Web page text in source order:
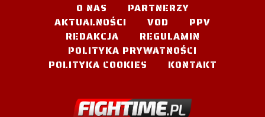
O NAS
PARTNERZY
AKTUALNOŚCI
VOD
PPV
REDAKCJA
REGULAMIN
POLITYKA PRYWATNOŚCI
POLITYKA COOKIES
KONTAKT